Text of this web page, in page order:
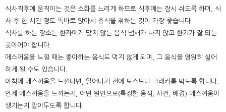
식사직후에 움직이는 것은 소화를 느리게 하므로 식후에는 잠시 쉬도록 하며, 식
사 후 한 시간 정도 똑바로 앉아서 휴식을 취하는 것이 가장 좋습니다.
식사를 하는 장소는 환자에게 맞지 않는 음식 냄새가 나지 않고 환기가 잘 되는
곳이어야 합니다.
메스꺼움을 느낄 때는 좋아하는 음식도 먹지 않게 되며, 그 음식을 영원히 싫어
하게 될 수도 있습니다.
아침에 메스꺼움을 느낀다면, 일어나기 전에 토스트나 크래커를 먹도록 합니다.
언제 메스꺼움을 느끼는지, 어떤 원인으로(특정한 음식, 사건, 배경) 메스꺼움이
생기는지 알아두도록 합니다.